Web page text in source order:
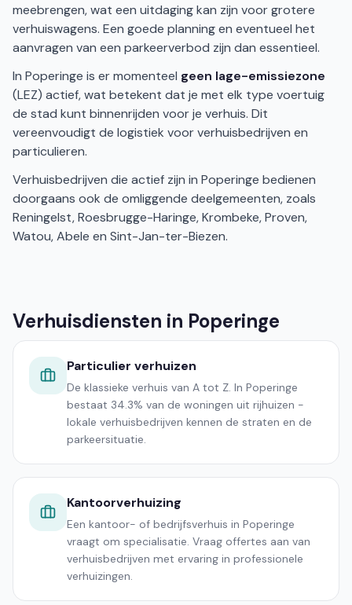
meebrengen, wat een uitdaging kan zijn voor grotere
verhuiswagens. Een goede planning en eventueel het
aanvragen van een parkeerverbod zijn dan essentieel.
In Poperinge is er momenteel geen lage-emissiezone
(LEZ) actief, wat betekent dat je met elk type voertuig
de stad kunt binnenrijden voor je verhuis. Dit
vereenvoudigt de logistiek voor verhuisbedrijven en
particulieren.
Verhuisbedrijven die actief zijn in Poperinge bedienen
doorgaans ook de omliggende deelgemeenten, zoals
Reningelst, Roesbrugge-Haringe, Krombeke, Proven,
Watou, Abele en Sint-Jan-ter-Biezen.
Verhuisdiensten in Poperinge
Particulier verhuizen
De klassieke verhuis van A tot Z. In Poperinge
bestaat 34.3% van de woningen uit rijhuizen -
lokale verhuisbedrijven kennen de straten en de
parkeersituatie.
Kantoorverhuizing
Een kantoor- of bedrijfsverhuis in Poperinge
vraagt om specialisatie. Vraag offertes aan van
verhuisbedrijven met ervaring in professionele
verhuizingen.